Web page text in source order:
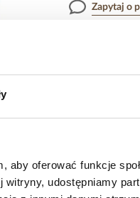
oferować funkcje
udostępniamy
Zapytaj o
Połączenie
Surowiec:
Kolor surowca:
Brak opinii
Jeszcze